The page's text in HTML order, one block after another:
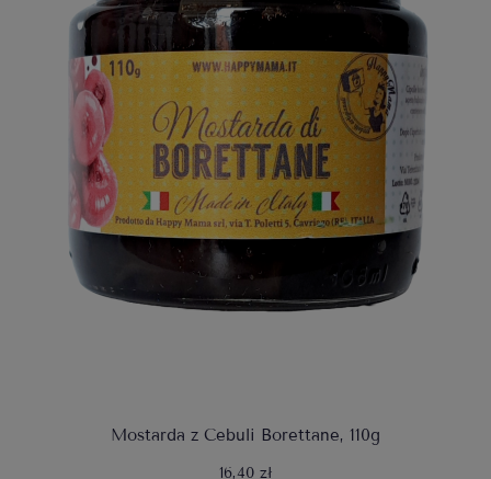
Mostarda z Cebuli Borettane, 110g
16,40 zł